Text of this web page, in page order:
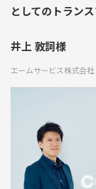
としてのトラン
井上 敦詞様
エームサービス株式会